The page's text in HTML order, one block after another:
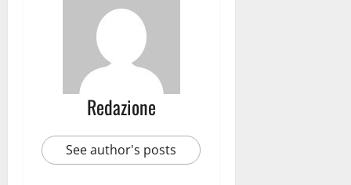
Redazione
See author's posts